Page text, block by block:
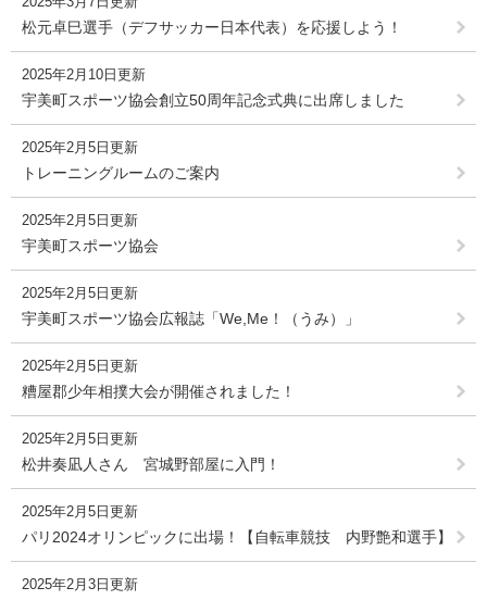
松元卓巳選手（デフサッカー日本代表）を応援しよう！
2025年2月10日更新
宇美町スポーツ協会創立50周年記念式典に出席しました
2025年2月5日更新
トレーニングルームのご案内
2025年2月5日更新
宇美町スポーツ協会
2025年2月5日更新
宇美町スポーツ協会広報誌「We,Me！（うみ）」
2025年2月5日更新
糟屋郡少年相撲大会が開催されました！
2025年2月5日更新
松井奏凪人さん 宮城野部屋に入門！
2025年2月5日更新
パリ2024オリンピックに出場！【自転車競技 内野艶和選手】
2025年2月3日更新